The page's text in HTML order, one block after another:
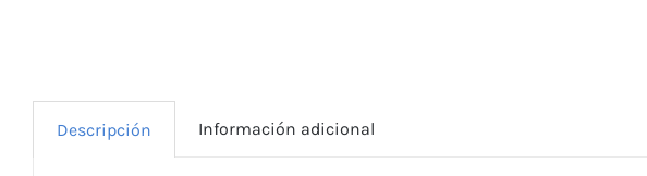
Descripción Información adicional